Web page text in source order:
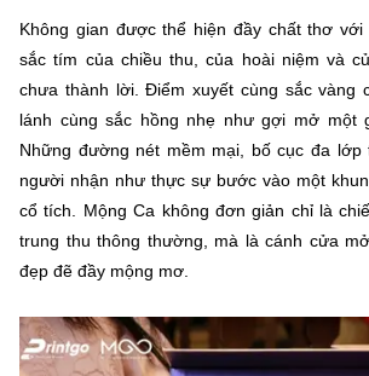
Không gian được thể hiện đầy chất thơ
sắc tím của chiều thu, của hoài niệm và
chưa thành lời. Điểm xuyết cùng sắc vàng
lánh cùng sắc hồng nhẹ như gợi mở một
Những đường nét mềm mại, bố cục đa lớp
người nhận như thực sự bước vào một
cổ tích. Mộng Ca không đơn giản chỉ là
trung thu thông thường, mà là cánh cửa
đẹp đẽ đầy mộng mơ.